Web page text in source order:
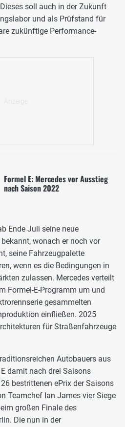
soll auch in der Zukunft
und als Prüfstand für
zukünftige Performance-
Formel E: Mercedes vor Ausstieg
nach Saison 2022
Ende Juli seine neue
wonach er noch vor
seine Fahrzeugpalette
wenn es die Bedingungen in
zulassen. Mercedes verteilt
Formel-E-Programm um und
gesammelten
einfließen. 2025
für Straßenfahrzeuge
Autobauers aus
damit nach drei Saisons
bestrittenen ePrix der Saisons
Teamchef Ian James vier Siege
großen Finale des
Die nun in der